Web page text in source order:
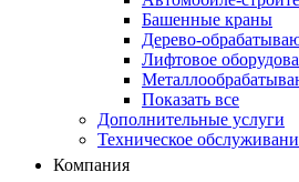
Башенные краны
Дерево-
Лифтовое
Показать все
Дополнительные услуги
Техническое
Компания